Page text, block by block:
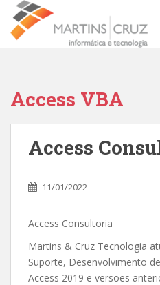
Access VBA
Access
11/01/2022
Access Consultoria
Martins & Cruz Tecnologia
Suporte, Desenvolvimento
Access 2019 e versões